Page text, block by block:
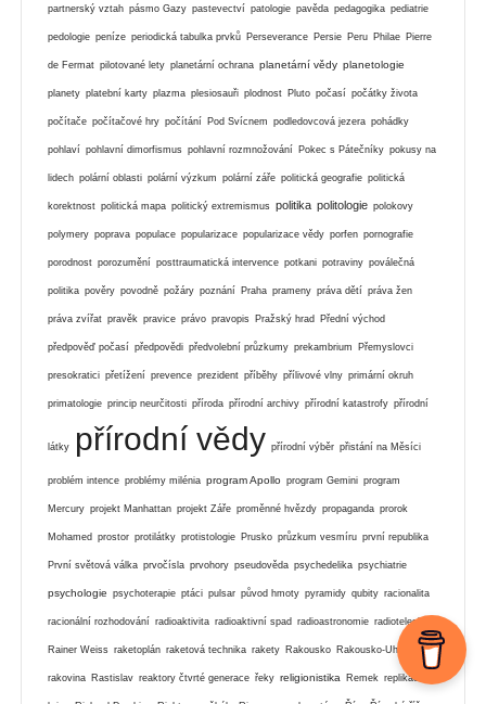
partnerský vztah pásmo Gazy pastevectví patologie pavěda pedagogika pediatrie
pedologie peníze periodická tabulka prvků Perseverance Persie Peru Philae Pierre
de Fermat pilotované lety planetární ochrana planetární vědy planetologie
planety platební karty plazma plesiosauři plodnost Pluto počasí počátky života
počítače počítačové hry počítání Pod Svícnem podledovcová jezera pohádky
pohlaví pohlavní dimorfismus pohlavní rozmnožování Pokec s Pátečníky pokusy na
lidech polární oblasti polární výzkum polární záře politická geografie politická
korektnost politická mapa politický extremismus politika politologie polokovy
polymery poprava populace popularizace popularizace vědy porfen pornografie
porodnost porozumění posttraumatická intervence potkani potraviny poválečná
politika pověry povodně požáry poznání Praha prameny práva dětí práva žen
práva zvířat pravěk pravice právo pravopis Pražský hrad Přední východ
předpověď počasí předpovědi předvolební průzkumy prekambrium Přemyslovci
presokratici přetížení prevence prezident příběhy přílivové vlny primární okruh
primatologie princip neurčitosti příroda přírodní archivy přírodní katastrofy přírodní
látky přírodní vědy přírodní výběr přistání na Měsíci
problém intence problémy milénia program Apollo program Gemini program
Mercury projekt Manhattan projekt Záře proměnné hvězdy propaganda prorok
Mohamed prostor protilátky protistologie Prusko průzkum vesmíru první republika
První světová válka prvočísla prvohory pseudověda psychedelika psychiatrie
psychologie psychoterapie ptáci pulsar původ hmoty pyramidy qubity racionalita
racionální rozhodování radioaktivita radioaktivní spad radioastronomie radioteleskop
Rainer Weiss raketoplán raketová technika rakety Rakousko Rakousko-Uhersko
rakovina Rastislav reaktory čtvrté generace řeky religionistika Remek replikační